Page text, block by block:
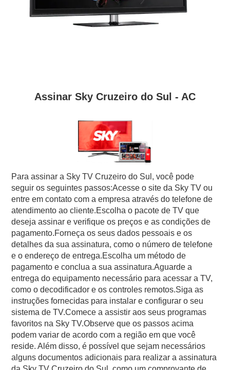
Assinar Sky Cruzeiro do Sul - AC
Para assinar a Sky TV Cruzeiro do Sul, você pode
seguir os seguintes passos:Acesse o site da Sky TV ou
entre em contato com a empresa através do telefone de
atendimento ao cliente.Escolha o pacote de TV que
deseja assinar e verifique os preços e as condições de
pagamento.Forneça os seus dados pessoais e os
detalhes da sua assinatura, como o número de telefone
e o endereço de entrega.Escolha um método de
pagamento e conclua a sua assinatura.Aguarde a
entrega do equipamento necessário para acessar a TV,
como o decodificador e os controles remotos.Siga as
instruções fornecidas para instalar e configurar o seu
sistema de TV.Comece a assistir aos seus programas
favoritos na Sky TV.Observe que os passos acima
podem variar de acordo com a região em que você
reside. Além disso, é possível que sejam necessários
alguns documentos adicionais para realizar a assinatura